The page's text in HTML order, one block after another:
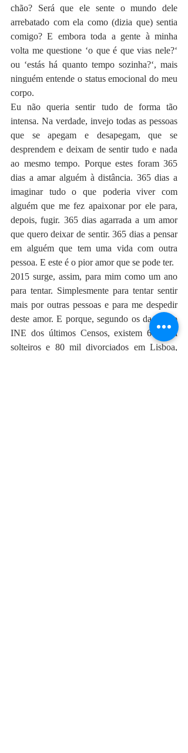
chão? Será que ele sente o mundo dele
arrebatado com ela como (dizia que) sentia
comigo? E embora toda a gente à minha
volta me questione ‘o que é que vias nele?‘
ou ‘estás há quanto tempo sozinha?‘, mais
ninguém entende o status emocional do meu
corpo.
Eu não queria sentir tudo de forma tão
intensa. Na verdade, invejo todas as pessoas
que se apegam e desapegam, que se
desprendem e deixam de sentir tudo e nada
ao mesmo tempo. Porque estes foram 365
dias a amar alguém à distância. 365 dias a
imaginar tudo o que poderia viver com
alguém que me fez apaixonar por ele para,
depois, fugir. 365 dias agarrada a um amor
que quero deixar de sentir. 365 dias a pensar
em alguém que tem uma vida com outra
pessoa. E este é o pior amor que se pode ter.
2015 surge, assim, para mim como um ano
para tentar. Simplesmente para tentar sentir
mais por outras pessoas e para me despedir
deste amor. E porque, segundo os dados do
INE dos últimos Censos, existem 600 mil
solteiros e 80 mil divorciados em Lisboa,